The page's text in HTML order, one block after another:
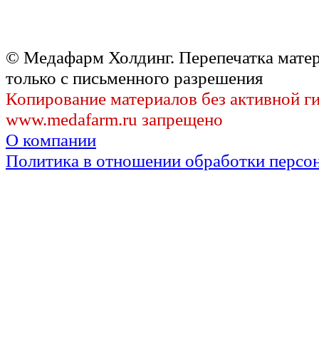
© Медафарм Холдинг. Перепечатка
только с письменного разрешения
Копирование материалов без активной
www.medafarm.ru запрещено
О компании
Политика в отношении обработки